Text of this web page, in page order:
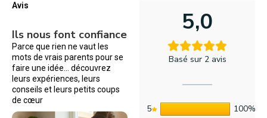
Avis
Ils nous font confiance
Parce que rien ne vaut les
mots de vrais parents pour se
faire une idée… découvrez
leurs expériences, leurs
conseils et leurs petits coups
de cœur
5,0
Basé sur 2 avis
5
100%